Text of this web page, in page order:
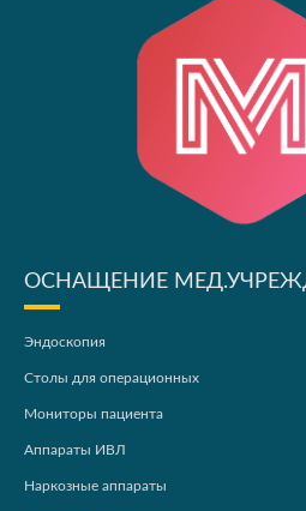
ОСНАЩЕНИЕ
Эндоскопия
Столы для операционных
Мониторы пациента
Аппараты ИВЛ
Наркозные аппараты